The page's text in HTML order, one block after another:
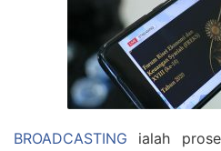
BROADCASTING ialah